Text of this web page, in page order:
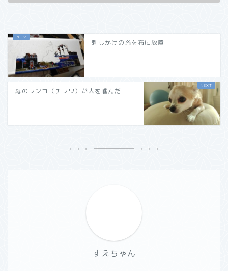
刺しかけの糸を布に放置…
母のワンコ（チワワ）が人を噛んだ
すえちゃん